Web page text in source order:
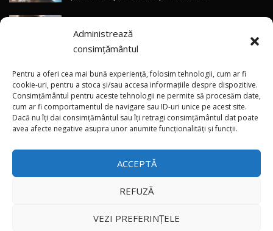
Administrează
consimțământul
Pentru a oferi cea mai bună experiență, folosim tehnologii, cum ar fi
cookie-uri, pentru a stoca și/sau accesa informațiile despre dispozitive.
Consimțământul pentru aceste tehnologii ne permite să procesăm date,
cum ar fi comportamentul de navigare sau ID-uri unice pe acest site.
Dacă nu îți dai consimțământul sau îți retragi consimțământul dat poate
avea afecte negative asupra unor anumite funcționalități și funcții.
ACCEPTĂ
REFUZĂ
VEZI PREFERINȚELE
AutoBlog.MD
13:56
Noul Volvo EX90 / Test Drive AutoBlog.MD
32:06
33
MG RX5 - își merită banii? / Test Drive
AutoBlog.MD
34
Noul DACIA DUSTER DIESEL! Primul test drive în
română
Noul Mercedes-Benz E 350 e - cât consumă?! /
Test Drive AutoBlog.MD
Auto! Livrările din 2026 le-au depășit deja pe
cele din tot anul 2025
Vremea se schimbă brusc: Canicula aduce
instabilitate atmosferică în nordul și centrul
țării
„Nu suntem gata să introducem TVA”: Vasile
Tofan a anunțat propuneri de taxare a
automobilelor din 2027
×